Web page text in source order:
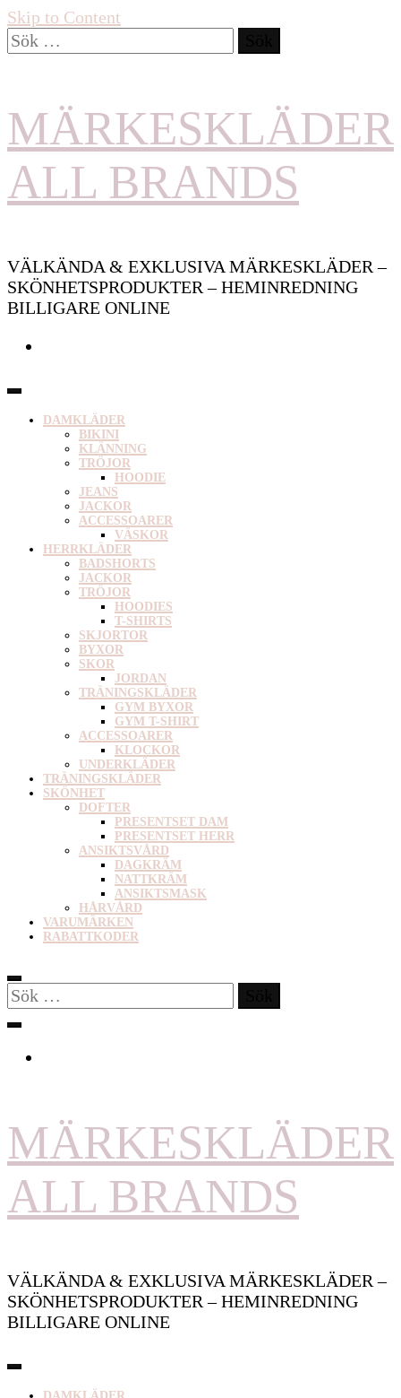
Skip to Content
Sök
efter:
MÄRKESKLÄDER
ALL BRANDS
VÄLKÄNDA & EXKLUSIVA MÄRKESKLÄDER –
SKÖNHETSPRODUKTER – HEMINREDNING
BILLIGARE ONLINE
DAMKLÄDER
BIKINI
KLÄNNING
TRÖJOR
HOODIE
JEANS
JACKOR
ACCESSOARER
VÄSKOR
HERRKLÄDER
BADSHORTS
JACKOR
TRÖJOR
HOODIES
T-SHIRTS
SKJORTOR
BYXOR
SKOR
JORDAN
TRÄNINGSKLÄDER
GYM BYXOR
GYM T-SHIRT
ACCESSOARER
KLOCKOR
UNDERKLÄDER
TRÄNINGSKLÄDER
SKÖNHET
DOFTER
PRESENTSET DAM
PRESENTSET HERR
ANSIKTSVÅRD
DAGKRÄM
NATTKRÄM
ANSIKTSMASK
HÅRVÅRD
VARUMÄRKEN
RABATTKODER
Sök
efter:
MÄRKESKLÄDER
ALL BRANDS
VÄLKÄNDA & EXKLUSIVA MÄRKESKLÄDER –
SKÖNHETSPRODUKTER – HEMINREDNING
BILLIGARE ONLINE